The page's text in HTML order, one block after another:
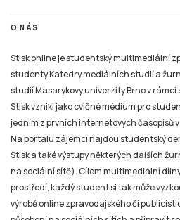
O NÁS
Stisk online je studentský multimediální
studenty Katedry mediálních studií a
studií Masarykovy univerzity Brno v
Stisk vznikl jako cvičné médium pro
jedním z prvních internetových časopisů
Na portálu zájemci najdou studentský
Stisk a také výstupy některých dalších
na sociální sítě). Cílem multimediální
prostředí, každý student si tak může
výrobě online zpravodajského či